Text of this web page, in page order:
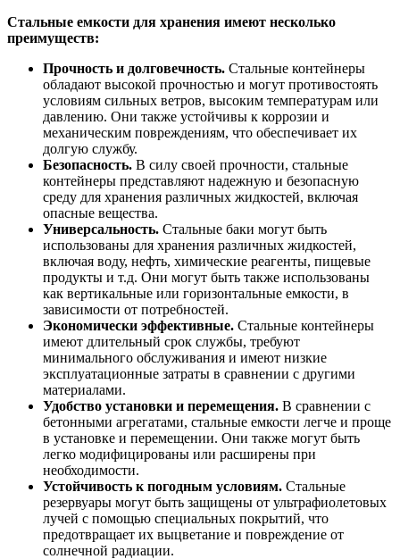
Стальные емкости для хранения имеют несколько
преимуществ:
Прочность и долговечность. Стальные контейнеры
обладают высокой прочностью и могут противостоять
условиям сильных ветров, высоким температурам или
давлению. Они также устойчивы к коррозии и
механическим повреждениям, что обеспечивает их
долгую службу.
Безопасность. В силу своей прочности, стальные
контейнеры представляют надежную и безопасную
среду для хранения различных жидкостей, включая
опасные вещества.
Универсальность. Стальные баки могут быть
использованы для хранения различных жидкостей,
включая воду, нефть, химические реагенты, пищевые
продукты и т.д. Они могут быть также использованы
как вертикальные или горизонтальные емкости, в
зависимости от потребностей.
Экономически эффективные. Стальные контейнеры
имеют длительный срок службы, требуют
минимального обслуживания и имеют низкие
эксплуатационные затраты в сравнении с другими
материалами.
Удобство установки и перемещения. В сравнении с
бетонными агрегатами, стальные емкости легче и проще
в установке и перемещении. Они также могут быть
легко модифицированы или расширены при
необходимости.
Устойчивость к погодным условиям. Стальные
резервуары могут быть защищены от ультрафиолетовых
лучей с помощью специальных покрытий, что
предотвращает их выцветание и повреждение от
солнечной радиации.